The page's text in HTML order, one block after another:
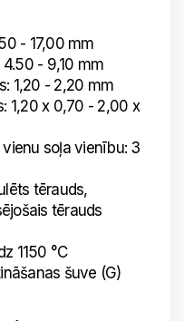
- 17,00 mm
- 9,10 mm
- 2,20 mm
x 0,70 - 2,00 x
soļa vienību: 3
tērauds,
tērauds
1150 °C
šuve (G)